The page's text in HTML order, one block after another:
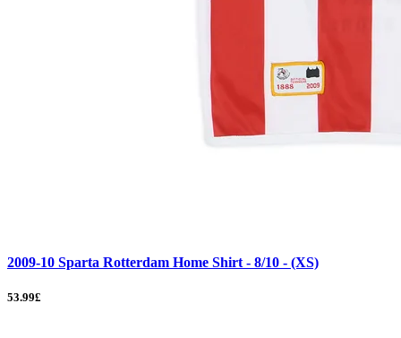
2009-10 Sparta Rotterdam Home Shirt - 8/10 - (XS)
53.99£